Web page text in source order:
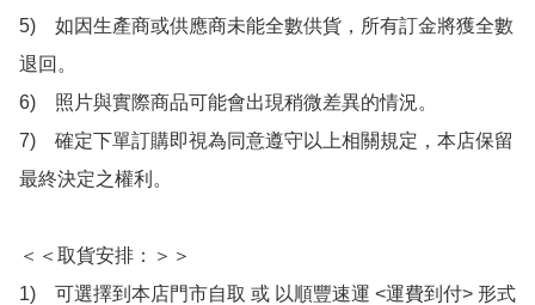
5)　如因生產商或供應商未能全數供貨，所有訂金將獲全數
退回。
6)　照片與實際商品可能會出現稍微差異的情況。
7)　確定下單訂購即視為同意遵守以上相關規定，本店保留
最終決定之權利。
＜＜取貨安排：＞＞
1)　可選擇到本店門市自取 或 以順豐速運 <運費到付> 形式